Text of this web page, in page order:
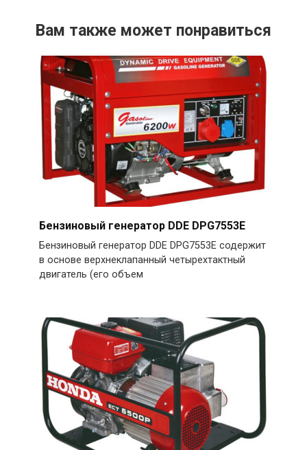
Вам также может понравиться
Бензиновый генератор DDE DPG7553E
Бензиновый генератор DDE DPG7553E содержит
в основе верхнеклапанный четырехтактный
двигатель (его объем